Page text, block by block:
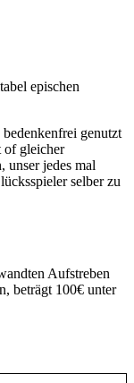
epischen
genutzt
of gleicher
unser jedes mal
selber zu
Aufstreben
beträgt 100€ unter